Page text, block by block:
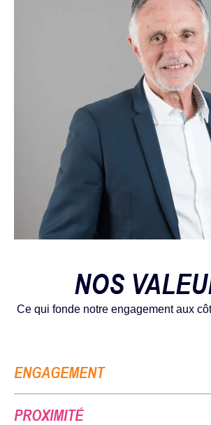
NOS
Ce qui fonde notre engagement aux
ENGAGEMENT
PROXIMITÉ